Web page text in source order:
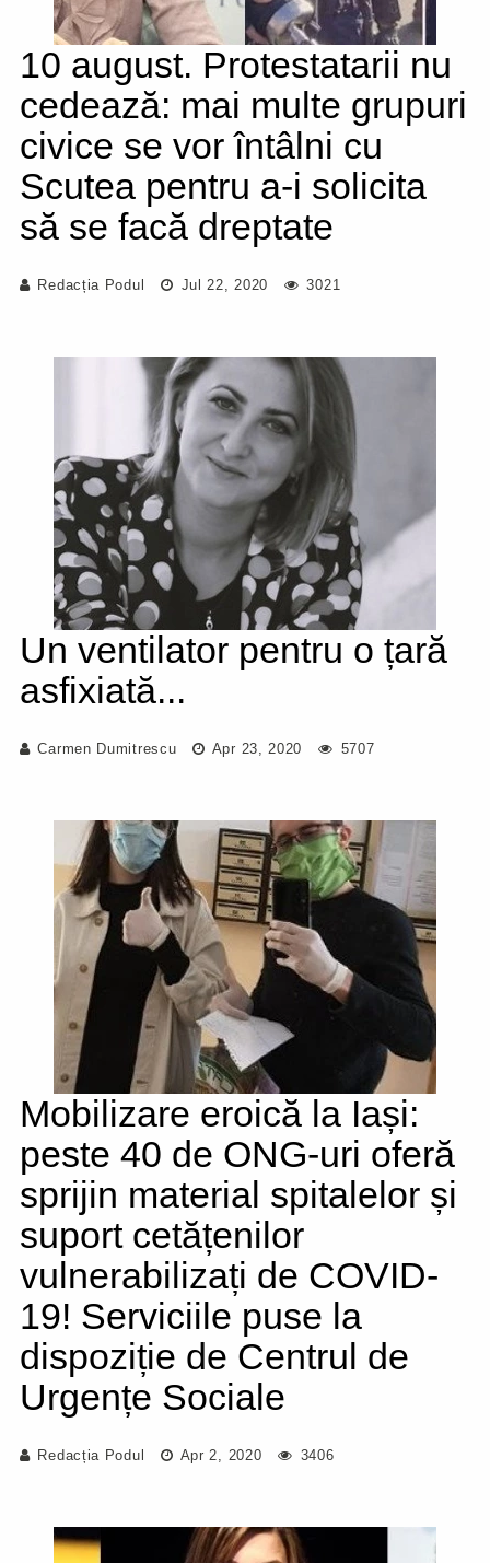
10 august. Protestatarii nu
cedează: mai multe grupuri
civice se vor întâlni cu
Scutea pentru a-i solicita
să se facă dreptate
Redacția Podul Jul 22, 2020 3021
Un ventilator pentru o țară
asfixiată...
Carmen Dumitrescu Apr 23, 2020 5707
Mobilizare eroică la Iași:
peste 40 de ONG-uri oferă
sprijin material spitalelor și
suport cetățenilor
vulnerabilizați de COVID-
19! Serviciile puse la
dispoziție de Centrul de
Urgențe Sociale
Redacția Podul Apr 2, 2020 3406